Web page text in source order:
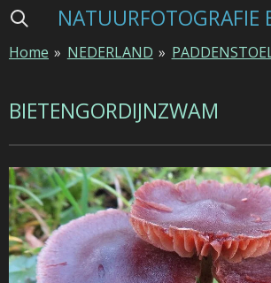
Ga
naar
hoofdinhoud
NATUURFOTOGRAFIE
Home » NEDERLAND »
BIETENGORDIJNZWAM